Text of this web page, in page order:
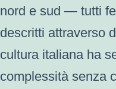
nord e sud — tutti
descritti attraverso
cultura italiana ha
complessità senza